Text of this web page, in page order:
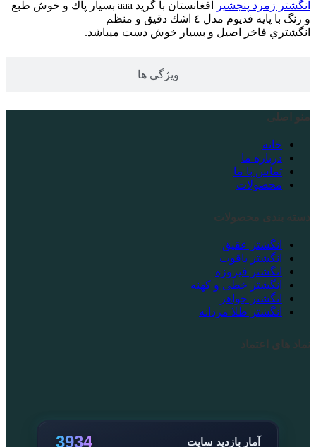
ویژگی ها
انگشتر زمرد پنجشیر
افغانستان با گريد aaa بسيار پاك و خوش طبع
و رنگ با پايه فديوم مدل ٤ اشك دقيق و منظم
انگشتري فاخر اصيل و بسيار خوش دست ميباشد.
منو اصلی
خانه
درباره ما
تماس با ما
محصولات
دسته بندی محصولات
انگشتر عقیق
انگشتر یاقوت
انگشتر فیروزه
انگشتر خطی و کهنه
انگشتر جواهر
انگشتر طلا مردانه
نماد های اعتماد
آمار بازدید سایت 3934